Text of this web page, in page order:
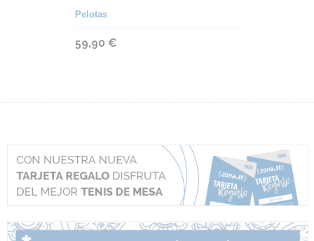
Pelotas
59,90 €